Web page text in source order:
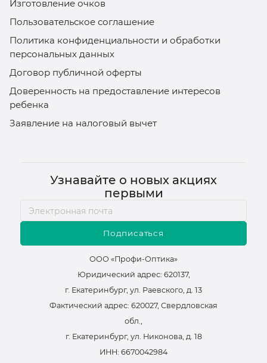
Изготовление очков
Пользовательское соглашение
Политика конфиденциальности и обработки
персональных данных
Договор публичной оферты
Доверенность на предоставление интересов
ребенка
Заявление на налоговый вычет
Узнавайте о новых акциях
первыми
Подписаться
ООО «Профи-Оптика»
Юридический адрес: 620137,
г. Екатеринбург, ул. Раевского, д. 13
Фактический адрес: 620027, Свердловская
обл.,
г. Екатеринбург, ул. Никонова, д. 18
ИНН: 6670042984